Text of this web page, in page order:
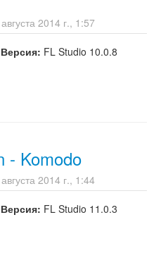
2014 г., 1:57
Версия: FL Studio 10.0.8
- Komodo
2014 г., 1:44
Версия: FL Studio 11.0.3